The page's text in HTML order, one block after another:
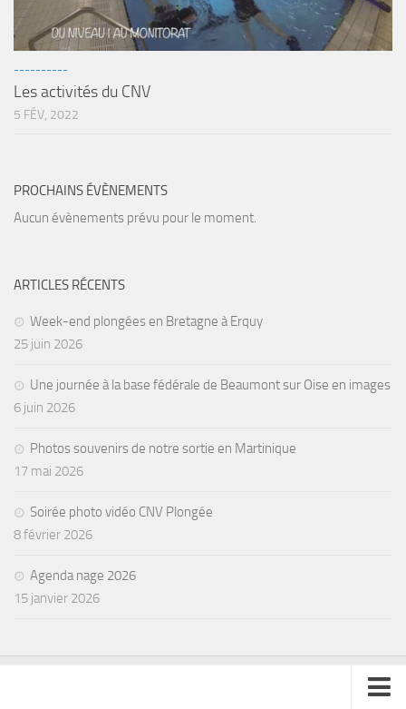
----------
Les activités du CNV
5 FÉV, 2022
PROCHAINS ÉVÈNEMENTS
Aucun évènements prévu pour le moment.
ARTICLES RÉCENTS
Week-end plongées en Bretagne à Erquy
25 juin 2026
Une journée à la base fédérale de Beaumont sur Oise en images
6 juin 2026
Photos souvenirs de notre sortie en Martinique
17 mai 2026
Soirée photo vidéo CNV Plongée
8 février 2026
Agenda nage 2026
15 janvier 2026